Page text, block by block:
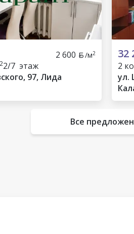
2 600 /м2
22/7 этаж
97, Лида
32
2
ул.
Все